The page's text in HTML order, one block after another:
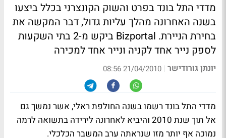
מדדי התל בונד בפרט והשוק הקונצרני בכלל ביצעו
בשנה האחרונה מהלך עליות גדול, דבר המקשה את
בחירת הניירת. Bizportal ביקש מ-2 בתי השקעות
לספק נייר אחד לקניה ונייר אחד למכירה
יונתן גורודישר |
21/04/2010 08:56
מדדי התל בונד רשמו בשנה החולפת ראלי, אשר נמשך גם
אל תוך שנת 2010 והיביא לאחרונה לירידה בתשואה לרמה
נמוכה אף יותר מזו שנראתה ערב המשבר הכלכלי.